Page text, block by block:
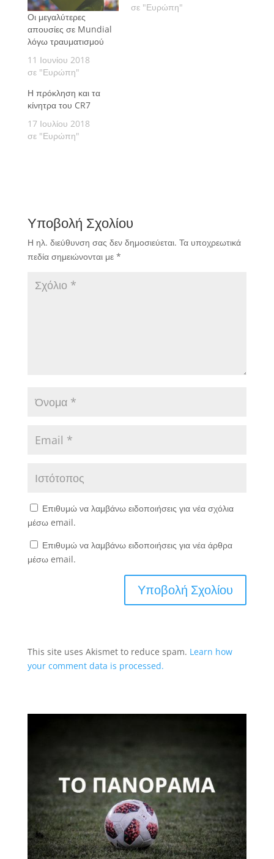
Οι μεγαλύτερες
απουσίες σε Mundial
λόγω τραυματισμού
11 Ιουνίου 2018
σε "Ευρώπη"
σε "Ευρώπη"
Η πρόκληση και τα
κίνητρα του CR7
17 Ιουλίου 2018
σε "Ευρώπη"
Υποβολή Σχολίου
Η ηλ. διεύθυνση σας δεν δημοσιεύεται. Τα υποχρεωτικά
πεδία σημειώνονται με *
Επιθυμώ να λαμβάνω ειδοποιήσεις για νέα σχόλια
μέσω email.
Επιθυμώ να λαμβάνω ειδοποιήσεις για νέα άρθρα
μέσω email.
This site uses Akismet to reduce spam. Learn how
your comment data is processed.